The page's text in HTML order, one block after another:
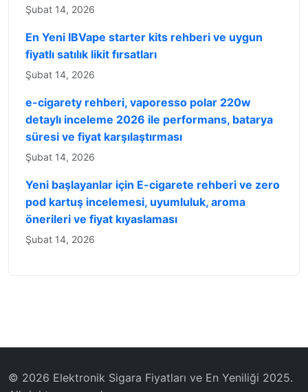
Şubat 14, 2026
En Yeni IBVape starter kits rehberi ve uygun
fiyatlı satılık likit fırsatları
Şubat 14, 2026
e-cigarety rehberi, vaporesso polar 220w
detaylı inceleme 2026 ile performans, batarya
süresi ve fiyat karşılaştırması
Şubat 14, 2026
Yeni başlayanlar için E-cigarete rehberi ve zero
pod kartuş incelemesi, uyumluluk, aroma
önerileri ve fiyat kıyaslaması
Şubat 14, 2026
© 2026 Elektronik Sigara Fiyatları ve En Yeniliği 2025.